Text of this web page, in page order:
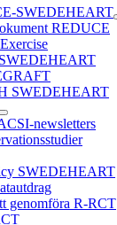
SWEDEHEART
REDUCE
SWEDEHEART
newsletters
SWEDEHEART
genomföra R-RCT